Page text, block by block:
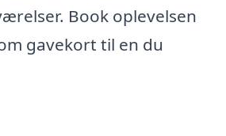
Book oplevelsen
gavekort til en du